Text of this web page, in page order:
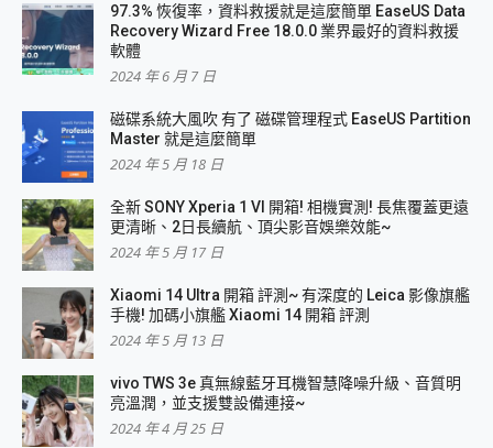
97.3% 恢復率，資料救援就是這麼簡單 EaseUS Data
Recovery Wizard Free 18.0.0 業界最好的資料救援
軟體
2024 年 6 月 7 日
磁碟系統大風吹 有了 磁碟管理程式 EaseUS Partition
Master 就是這麼簡單
2024 年 5 月 18 日
全新 SONY Xperia 1 VI 開箱! 相機實測! 長焦覆蓋更遠
更清晰、2日長續航、頂尖影音娛樂效能~
2024 年 5 月 17 日
Xiaomi 14 Ultra 開箱 評測~ 有深度的 Leica 影像旗艦
手機! 加碼小旗艦 Xiaomi 14 開箱 評測
2024 年 5 月 13 日
vivo TWS 3e 真無線藍牙耳機智慧降噪升級、音質明
亮溫潤，並支援雙設備連接~
2024 年 4 月 25 日